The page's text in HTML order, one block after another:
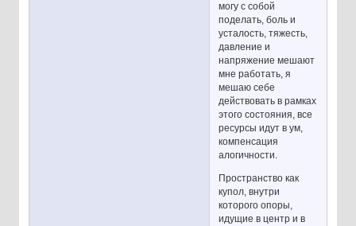
могу с собой
поделать, боль и
усталость, тяжесть,
давление и
напряжение мешают
мне работать, я
мешаю себе
действовать в рамках
этого состояния, все
ресурсы идут в ум,
компенсация
алогичности.
Пространство как
купол, внутри
которого опоры,
идущие в центр и в